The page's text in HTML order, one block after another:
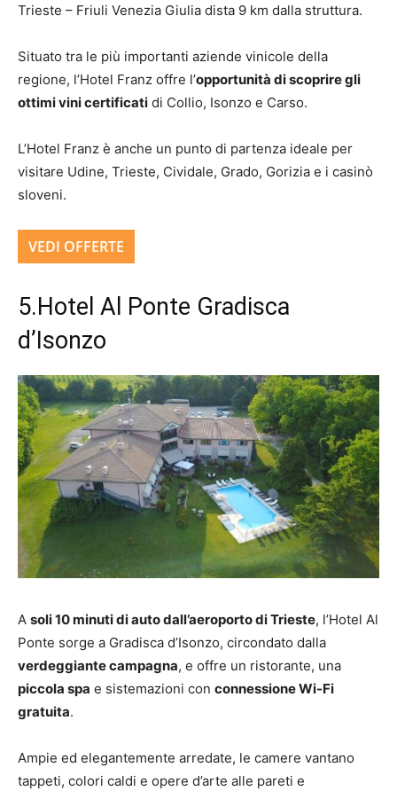
Trieste – Friuli Venezia Giulia dista 9 km dalla struttura.
Situato tra le più importanti aziende vinicole della
regione, l’Hotel Franz offre l’opportunità di scoprire gli
ottimi vini certificati di Collio, Isonzo e Carso.
L’Hotel Franz è anche un punto di partenza ideale per
visitare Udine, Trieste, Cividale, Grado, Gorizia e i casinò
sloveni.
VEDI OFFERTE
5.Hotel Al Ponte Gradisca
d’Isonzo
A soli 10 minuti di auto dall’aeroporto di Trieste, l’Hotel Al
Ponte sorge a Gradisca d’Isonzo, circondato dalla
verdeggiante campagna, e offre un ristorante, una
piccola spa e sistemazioni con connessione Wi-Fi
gratuita.
Ampie ed elegantemente arredate, le camere vantano
tappeti, colori caldi e opere d’arte alle pareti e